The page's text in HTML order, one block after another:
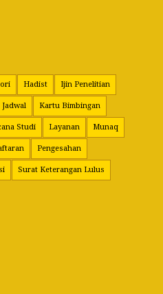
Hadist Ijin Penelitian
Jadwal Kartu Bimbingan
Studi Layanan Munaq
Pengesahan
Surat Keterangan Lulus